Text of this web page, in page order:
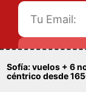
Sofía: vuelos + 6
céntrico desde
Al dar tu